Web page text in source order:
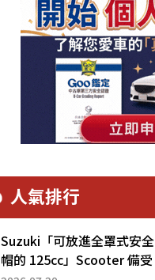
人氣排行
Suzuki「可放進全罩式安全
帽的 125cc」Scooter 備受